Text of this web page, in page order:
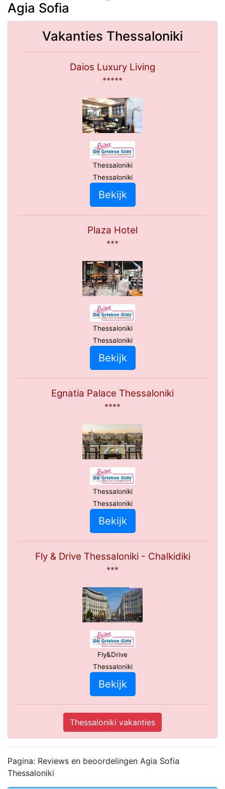
Agia Sofia
Vakanties Thessaloniki
Daios Luxury Living
*****
Thessaloniki
Thessaloniki
Bekijk
Plaza Hotel
***
Thessaloniki
Thessaloniki
Bekijk
Egnatia Palace Thessaloniki
****
Thessaloniki
Thessaloniki
Bekijk
Fly & Drive Thessaloniki - Chalkidiki
***
Fly&Drive
Thessaloniki
Bekijk
Thessaloniki vakanties
Pagina: Reviews en beoordelingen Agia Sofia
Thessaloniki